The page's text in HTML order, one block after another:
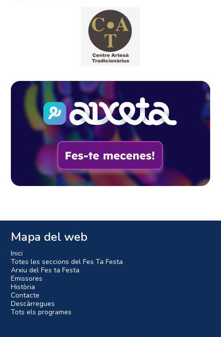
Mapa del web
Inici
Totes les seccions del Fes Ta Festa
Arxiu del Fes ta Festa
Emissores
Història
Contacte
Descàrregues
Tots els programes